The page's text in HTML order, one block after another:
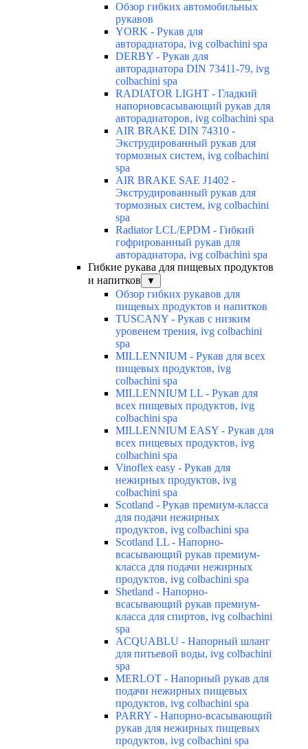
Обзор гибких автомобильных
рукавов
YORK - Рукав для
авторадиатора, ivg colbachini spa
DERBY - Рукав для
авторадиатора DIN 73411-79, ivg
colbachini spa
RADIATOR LIGHT - Гладкий
напорновсасывающий рукав для
авторадиаторов, ivg colbachini spa
AIR BRAKE DIN 74310 -
Экструдированный рукав для
тормозных систем, ivg colbachini
spa
AIR BRAKE SAE J1402 -
Экструдированный рукав для
тормозных систем, ivg colbachini
spa
Radiator LCL/EPDM - Гибкий
гофрированный рукав для
авторадиатора, ivg colbachini spa
Гибкие рукава для пищевых продуктов
и напитков
▼
Обзор гибких рукавов для
пищевых продуктов и напитков
TUSCANY - Рукав с низким
уровенем трения, ivg colbachini
spa
MILLENNIUM - Рукав для всех
пищевых продуктов, ivg
colbachini spa
MILLENNIUM LL - Рукав для
всех пищевых продуктов, ivg
colbachini spa
MILLENNIUM EASY - Рукав для
всех пищевых продуктов, ivg
colbachini spa
Vinoflex easy - Рукав для
нежирных продуктов, ivg
colbachini spa
Scotland - Рукав премиум-класса
для подачи нежирных
продуктов, ivg colbachini spa
Scotland LL - Напорно-
всасывающий рукав премиум-
класса для подачи нежирных
продуктов, ivg colbachini spa
Shetland - Напорно-
всасывающий рукав премиум-
класса для спиртов, ivg colbachini
spa
ACQUABLU - Напорный шланг
для питьевой воды, ivg colbachini
spa
MERLOT - Напорный рукав для
подачи нежирных пищевых
продуктов, ivg colbachini spa
PARRY - Напорно-всасывающий
рукав для нежирных пищевых
продуктов, ivg colbachini spa